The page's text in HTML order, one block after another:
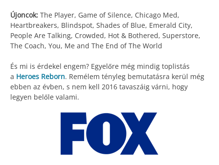
Újoncok: The Player, Game of Silence, Chicago Med,
Heartbreakers, Blindspot, Shades of Blue, Emerald City,
People Are Talking, Crowded, Hot & Bothered, Superstore,
The Coach, You, Me and The End of The World
És mi is érdekel engem? Egyelőre még mindig toplistás
a Heroes Reborn. Remélem tényleg bemutatásra kerül még
ebben az évben, s nem kell 2016 tavaszáig várni, hogy
legyen belőle valami.